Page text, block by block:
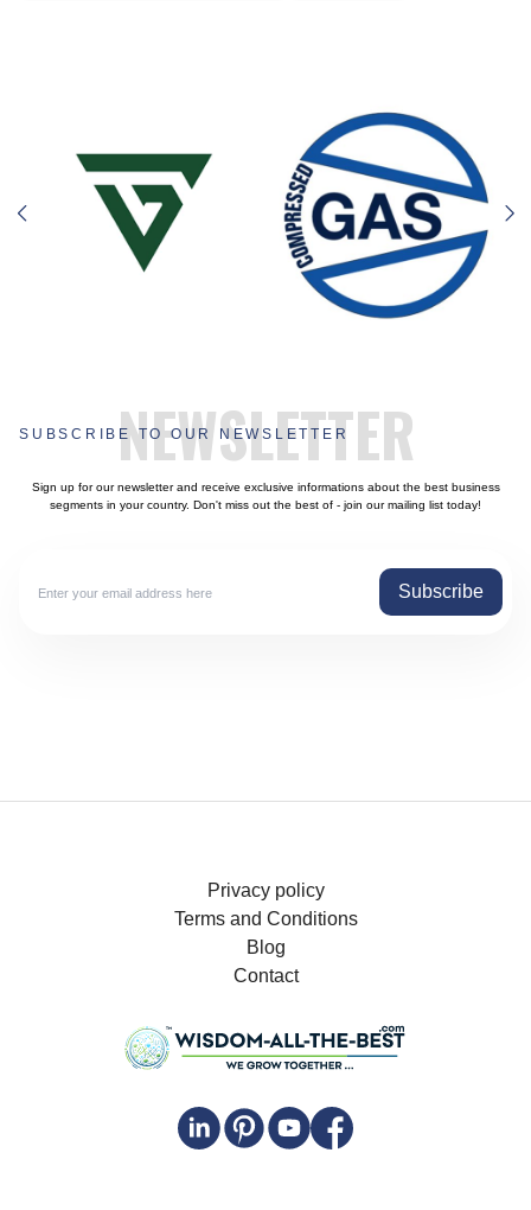
NEWSLETTER
SUBSCRIBE TO OUR NEWSLETTER
Sign up for our newsletter and receive exclusive informations about the best business
segments in your country. Don't miss out the best of - join our mailing list today!
Subscribe
Privacy policy
Terms and Conditions
Blog
Contact